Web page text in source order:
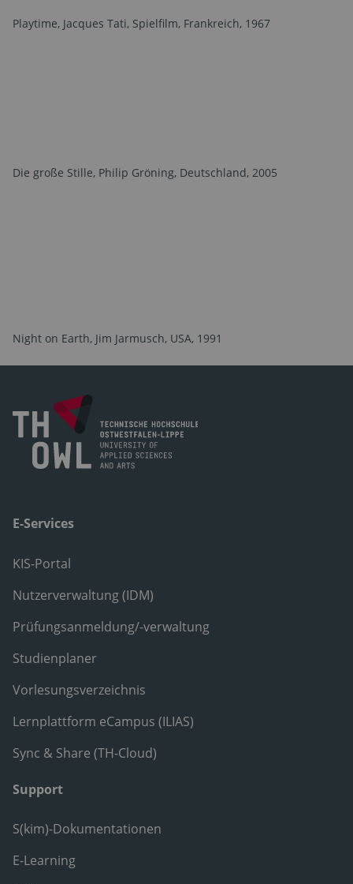
Playtime, Jacques Tati, Spielfilm, Frankreich, 1967
Die große Stille, Philip Gröning, Deutschland, 2005
Night on Earth, Jim Jarmusch, USA, 1991
E-Services
KIS-Portal
Nutzerverwaltung (IDM)
Prüfungsanmeldung/-verwaltung
Studienplaner
Vorlesungsverzeichnis
Lernplattform eCampus (ILIAS)
Sync & Share (TH-Cloud)
Support
S(kim)-Dokumentationen
E-Learning